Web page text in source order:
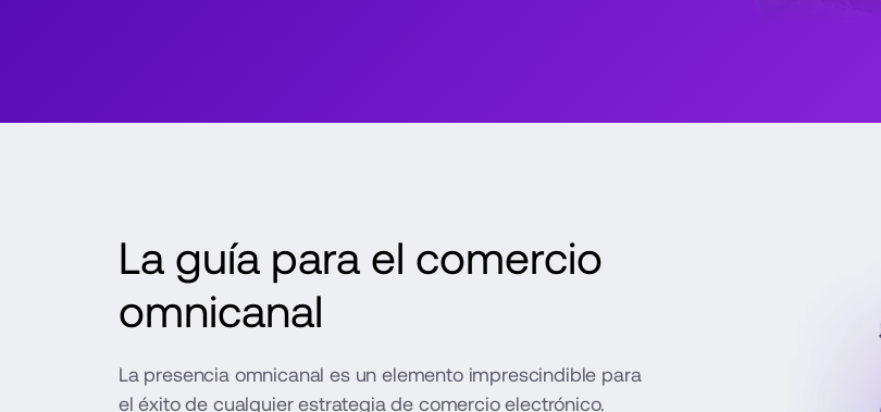
La guía para el comercio
omnicanal
La presencia omnicanal es un elemento imprescindible para
el éxito de cualquier estrategia de comercio electrónico.